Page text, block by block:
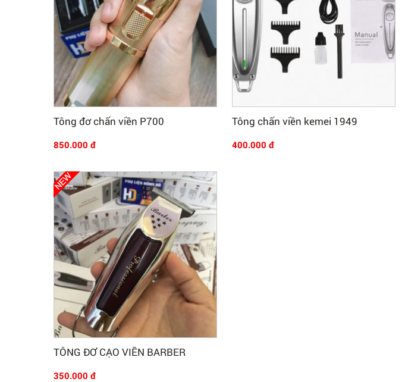
Mua Ngay
Tông đơ chấn viền P700
850.000 đ
Mua Ngay
Tông chấn viền kemei 1949
400.000 đ
Mua Ngay
TÔNG ĐƠ CẠO VIỀN BARBER
350.000 đ